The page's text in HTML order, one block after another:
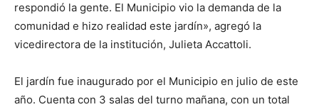
respondió la gente. El Municipio vio la demanda de la
comunidad e hizo realidad este jardín», agregó la
vicedirectora de la institución, Julieta Accattoli.
El jardín fue inaugurado por el Municipio en julio de este
año. Cuenta con 3 salas del turno mañana, con un total